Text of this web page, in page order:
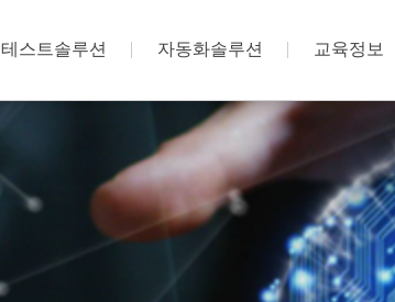
테스트솔루션 자동화솔루션 교육정보